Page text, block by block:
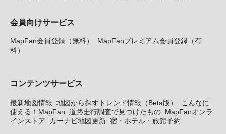
会員向けサービス
MapFan会員登録（無料）
MapFanプレミアム会員登録（有
料）
コンテンツサービス
最新地図情報 地図から探すトレンド情報（Beta版）
こんなに
使える！MapFan 道路走行調査で見つけたもの MapFanオンラ
インストア
カーナビ地図更新 宿・ホテル・旅館予約